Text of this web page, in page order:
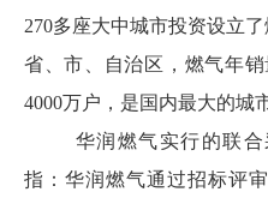
270多座大中城市投资设立
省、市、自治区，燃气年销
4000万户，是国内最大的城
华润燃气实行的联合
指：华润燃气通过招标评